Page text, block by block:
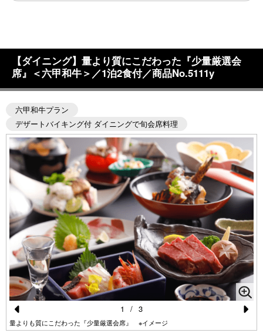
【ダイニング】量より質にこだわった『少量厳選会
席』＜六甲和牛＞／1泊2食付／商品No.5111y
六甲和牛プラン
デザートバイキング付 ダイニングで旬会席料理
Pr
量よりも質にこだわった『少量厳選会席』 ※イメージ
1 / 3